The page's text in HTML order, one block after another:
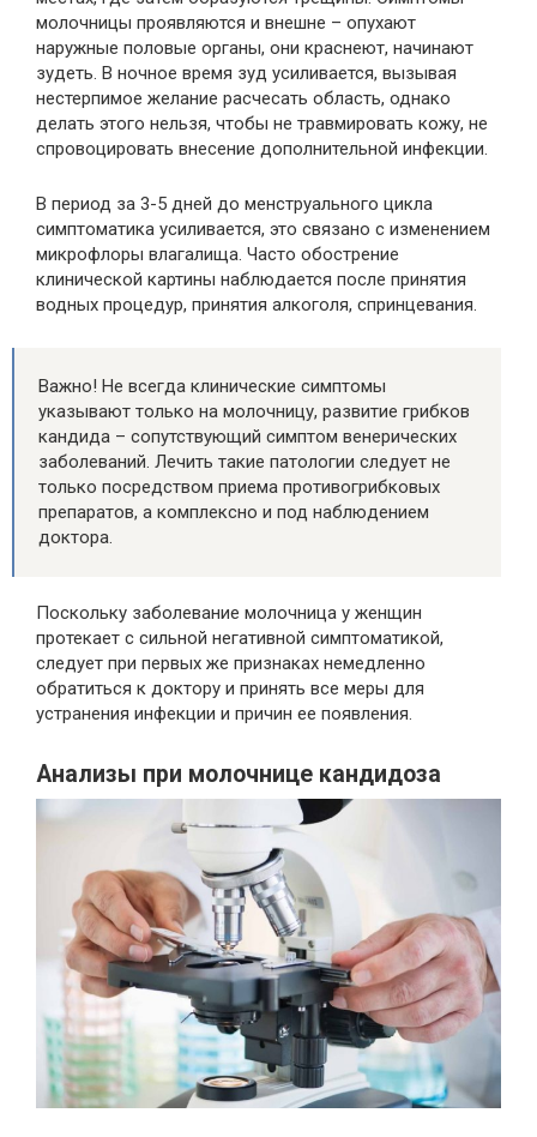
молочницы проявляются и внешне – опухают
наружные половые органы, они краснеют, начинают
зудеть. В ночное время зуд усиливается, вызывая
нестерпимое желание расчесать область, однако
делать этого нельзя, чтобы не травмировать кожу, не
спровоцировать внесение дополнительной инфекции.
В период за 3-5 дней до менструального цикла
симптоматика усиливается, это связано с изменением
микрофлоры влагалища. Часто обострение
клинической картины наблюдается после принятия
водных процедур, принятия алкоголя, спринцевания.
Важно! Не всегда клинические симптомы
указывают только на молочницу, развитие грибков
кандида – сопутствующий симптом венерических
заболеваний. Лечить такие патологии следует не
только посредством приема противогрибковых
препаратов, а комплексно и под наблюдением
доктора.
Поскольку заболевание молочница у женщин
протекает с сильной негативной симптоматикой,
следует при первых же признаках немедленно
обратиться к доктору и принять все меры для
устранения инфекции и причин ее появления.
Анализы при молочнице кандидоза